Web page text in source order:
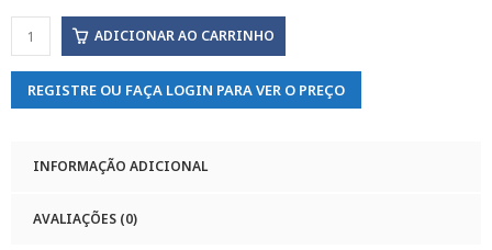
ADICIONAR AO CARRINHO
REGISTRE OU FAÇA LOGIN PARA VER O PREÇO
INFORMAÇÃO ADICIONAL
AVALIAÇÕES (0)